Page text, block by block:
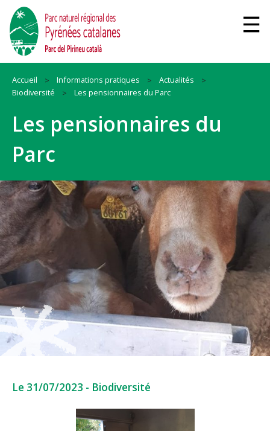
Accueil Informations pratiques
Actualités
Biodiversité
Les pensionnaires du Parc
Les pensionnaires du
Parc
Le 31/07/2023 - Biodiversité